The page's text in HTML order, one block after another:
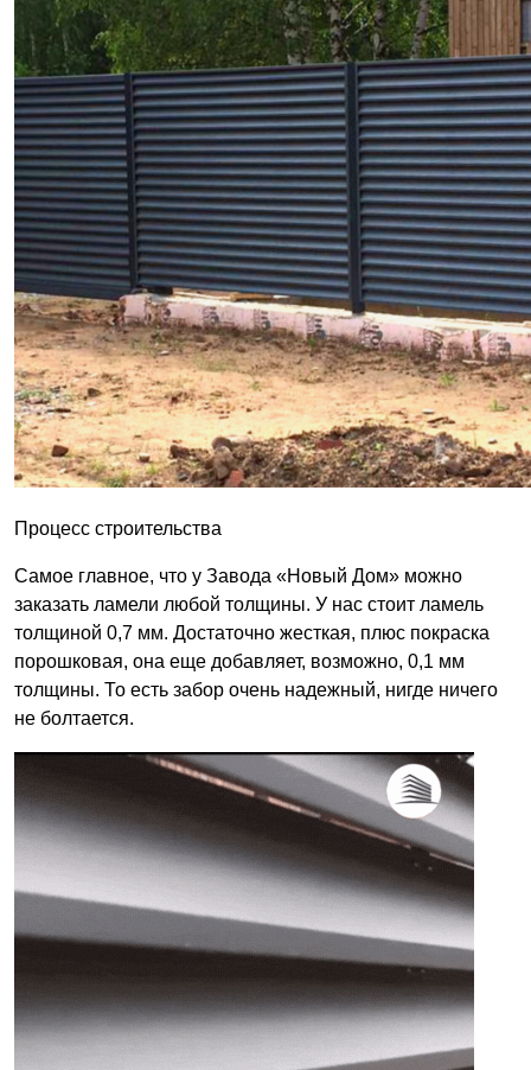
Процесс строительства
Самое главное, что у Завода «Новый Дом» можно
заказать ламели любой толщины. У нас стоит ламель
толщиной 0,7 мм. Достаточно жесткая, плюс покраска
порошковая, она еще добавляет, возможно, 0,1 мм
толщины. То есть забор очень надежный, нигде ничего
не болтается.